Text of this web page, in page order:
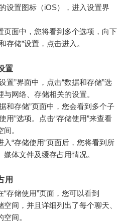
设置图标（iOS），进入设置界
页面中，您将看到多个选项，向下
存储”设置，点击进入。
置
设置”界面中，点击“数据和存储”选
网络、存储相关的设置。
据和存储”页面中，您会看到多个子
用”选项。点击“存储使用”来查看
。
入“存储使用”页面后，您将看到所
体文件及缓存占用情况。
用
“存储使用”页面，您可以看到
空间，并且详细列出了每个聊天、
间。